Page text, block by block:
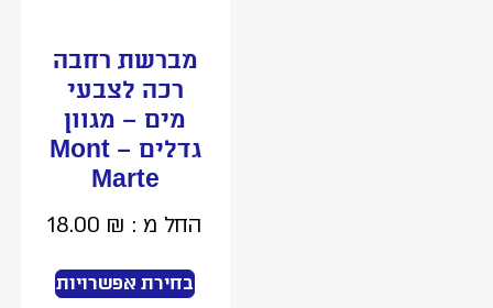
מברשת רחבה
רכה לצבעי
מים – מגוון
גדלים – Mont
Marte
החל מ : 18.00₪
בחירת אפשרויות